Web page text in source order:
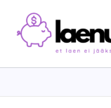
content